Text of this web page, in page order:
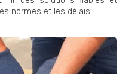
normes et les délais.